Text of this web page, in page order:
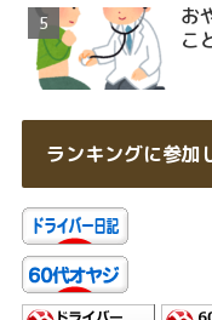
お
こ
ランキングに参加